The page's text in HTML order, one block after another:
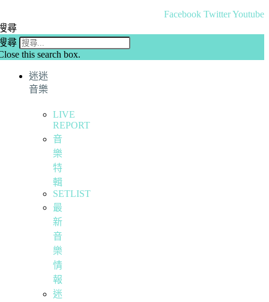
Facebook TwitterYoutube
尋
尋
this search box.
迷迷
音樂
LIVE
REPORT
音
樂
特
輯
SETLIST
最
新
音
樂
情
報
迷